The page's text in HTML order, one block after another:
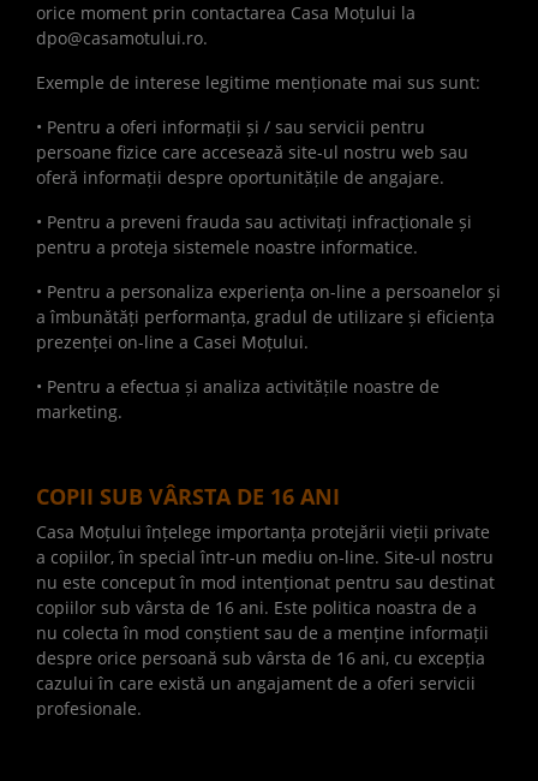
orice moment prin contactarea Casa Moțului la
dpo@casamotului.ro.
Exemple de interese legitime menționate mai sus sunt:
• Pentru a oferi informații și / sau servicii pentru
persoane fizice care accesează site-ul nostru web sau
oferă informații despre oportunitățile de angajare.
• Pentru a preveni frauda sau activitați infracționale și
pentru a proteja sistemele noastre informatice.
• Pentru a personaliza experiența on-line a persoanelor și
a îmbunătăți performanța, gradul de utilizare și eficiența
prezenței on-line a Casei Moțului.
• Pentru a efectua și analiza activitățile noastre de
marketing.
COPII SUB VÂRSTA DE 16 ANI
Casa Moțului înțelege importanța protejării vieții private
a copiilor, în special într-un mediu on-line. Site-ul nostru
nu este conceput în mod intenționat pentru sau destinat
copiilor sub vârsta de 16 ani. Este politica noastra de a
nu colecta în mod conștient sau de a menține informații
despre orice persoană sub vârsta de 16 ani, cu excepția
cazului în care există un angajament de a oferi servicii
profesionale.